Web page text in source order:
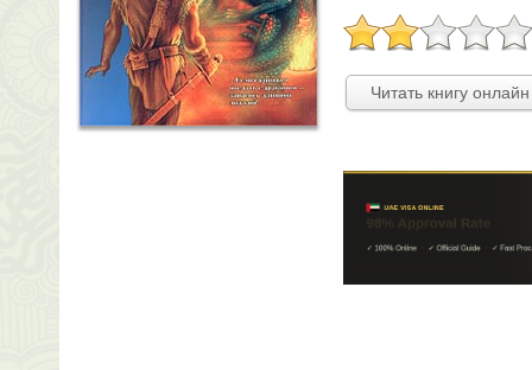
Читать книгу